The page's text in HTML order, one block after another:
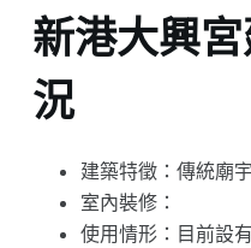
新港大興
況
建築特徵：傳統廟
室內裝修：
使用情形：目前設